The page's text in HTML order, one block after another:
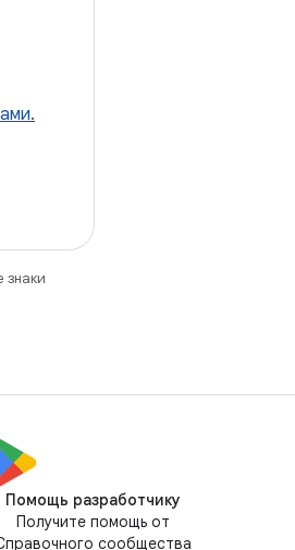
знаки
Помощь разработчику
Получите помощь от
сообщества